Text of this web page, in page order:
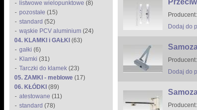
listwowe wielopunktowe (8)
pozostałe (15)
standard (52)
wąskie PCV aluminium (24)
04. KLAMKI i GAŁKI (63)
gałki (6)
Klamki (31)
Tarczki do klamek (23)
05. ZAMKI - meblowe (17)
06. KŁÓDKI (89)
atestowane (11)
standard (78)
Producent:
Dodaj do
Producent:
Dodaj do
Producent: